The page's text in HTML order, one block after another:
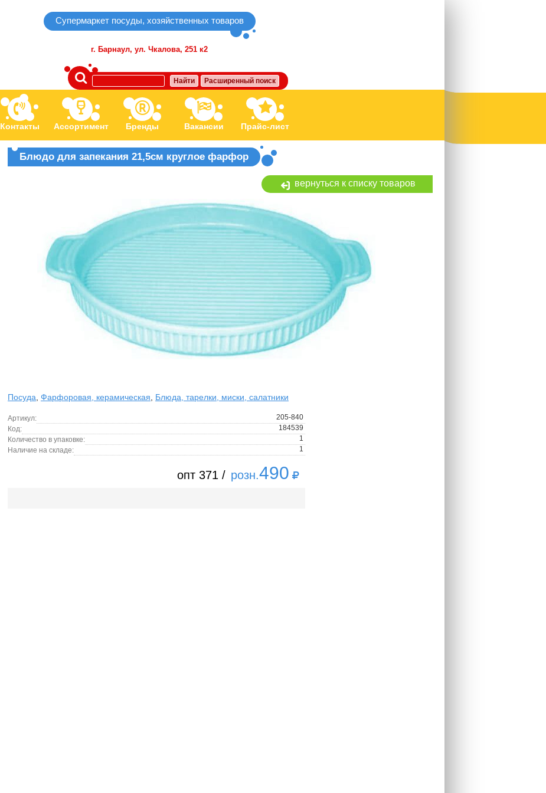
Супермаркет посуды, хозяйственных товаров
г. Барнаул, ул. Чкалова, 251 к2
Найти Расширенный поиск
Контакты Ассортимент Бренды Вакансии Прайс-лист
Блюдо для запекания 21,5см круглое фарфор
вернуться к списку товаров
Посуда Фарфоровая, керамическая Блюда, тарелки, миски, салатники
Артикул:
205-840
Код:
184539
Количество в упаковке:
1
Наличие на складе:
1
опт 371 / розн.490